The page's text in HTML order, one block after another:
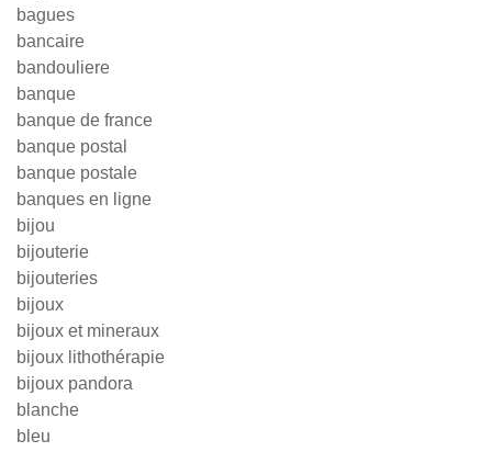
bagues
bancaire
bandouliere
banque
banque de france
banque postal
banque postale
banques en ligne
bijou
bijouterie
bijouteries
bijoux
bijoux et mineraux
bijoux lithothérapie
bijoux pandora
blanche
bleu